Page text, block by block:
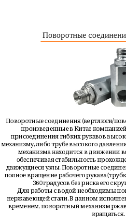
Поворотные соединения (вертлюги/поворотные муфты)
произведенные в Китае компанией LSQ,
присоединения гибких рукавов высокого давления к
механизму, либо трубе высокого давления, а так же там, где
механизма находится в движении во время работы
движущиеся узлы. Поворотные соединения позволяют
полное вращение рабочего рукава (трубки) при высоком
360 градусов без риска его скрутки и
Для работы с водой необходимы поворотные
нержавеющей стали. В данном исполнении при контакте
временем, поворотный механизм ржавеет и
вращаться.
Виды Материал Механизм
вращения
Прямые и угловые
90°.
Высокопрочная
углеродистая сталь
покрытая цинком.
Подшипники
расположенные по
оси вращения.